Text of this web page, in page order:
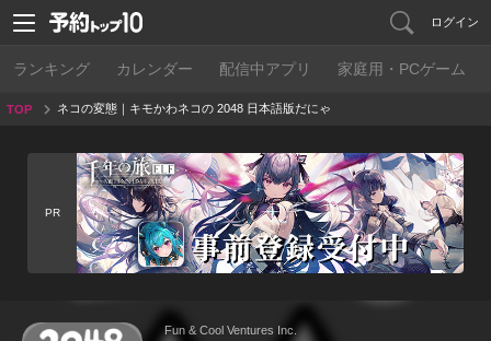
ログイン
ランキング カレンダー 配信中アプリ 家庭用・PCゲーム
TOP
ネコの変態｜キモかわネコの 2048 日本語版だにゃ
PR
Fun & Cool Ventures Inc.